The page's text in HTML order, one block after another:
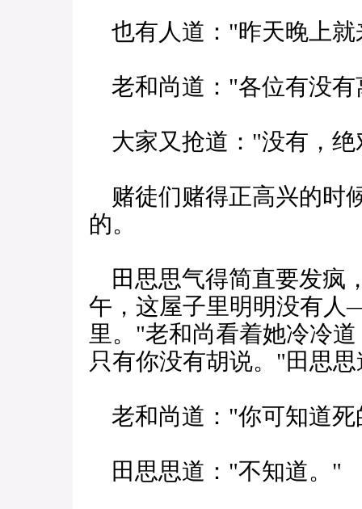
也有人道："昨天晚上就
老和尚道："各位有没有
大家又抢道："没有，绝
赌徒们赌得正高兴的时
的。
田思思气得简直要发疯
午，这屋子里明明没有
里。"老和尚看着她冷冷
只有你没有胡说。"田思
老和尚道："你可知道死
田思思道："不知道。"